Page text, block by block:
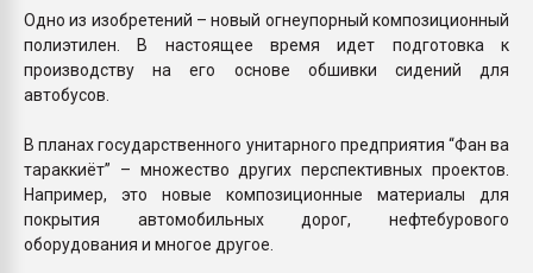
Одно из изобретений – новый огнеупорный композиционный
полиэтилен. В настоящее время идет подготовка к
производству на его основе обшивки сидений для
автобусов.
В планах государственного унитарного предприятия “Фан ва
тараккиёт” – множество других перспективных проектов.
Например, это новые композиционные материалы для
покрытия автомобильных дорог, нефтебурового
оборудования и многое другое.